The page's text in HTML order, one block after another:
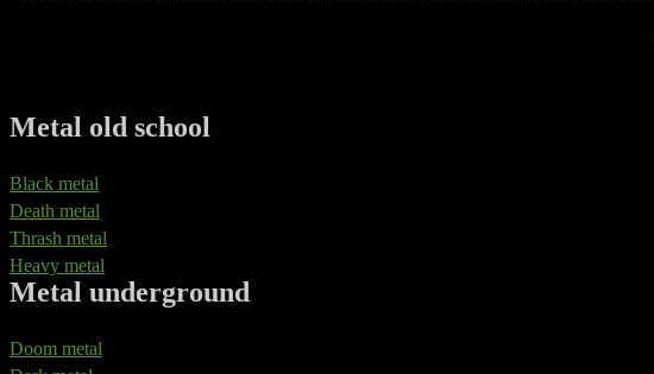
Metal old school
Black metal
Death metal
Thrash metal
Heavy metal
Metal underground
Doom metal